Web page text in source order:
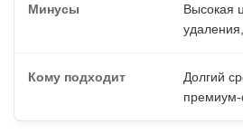
Высокая
Долгий
премиум-